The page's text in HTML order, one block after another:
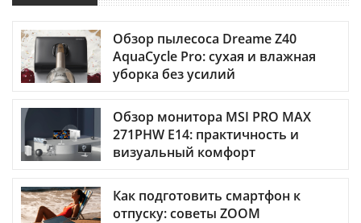
Обзор пылесоса Dreame Z40
AquaCycle Pro: сухая и влажная
уборка без усилий
Обзор монитора MSI PRO MAX
271PHW E14: практичность и
визуальный комфорт
Как подготовить смартфон к
отпуску: советы ZOOM